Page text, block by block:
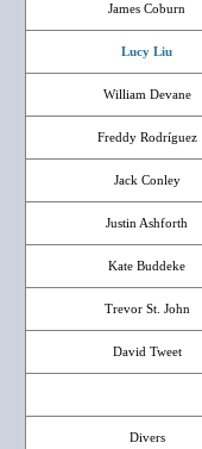
James Coburn
Lucy Liu
William Devane
Freddy Rodríguez
Jack Conley
Justin Ashforth
Kate Buddeke
Trevor St. John
David Tweet
Divers